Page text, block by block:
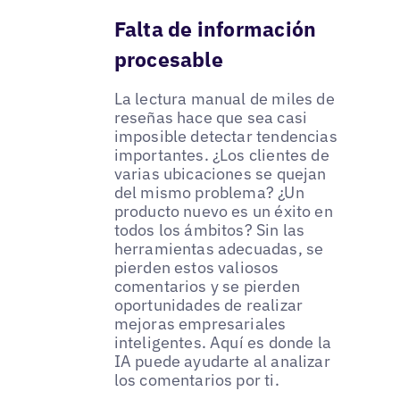
Falta de información
procesable
La lectura manual de miles de
reseñas hace que sea casi
imposible detectar tendencias
importantes. ¿Los clientes de
varias ubicaciones se quejan
del mismo problema? ¿Un
producto nuevo es un éxito en
todos los ámbitos? Sin las
herramientas adecuadas, se
pierden estos valiosos
comentarios y se pierden
oportunidades de realizar
mejoras empresariales
inteligentes. Aquí es donde la
IA puede ayudarte al analizar
los comentarios por ti.